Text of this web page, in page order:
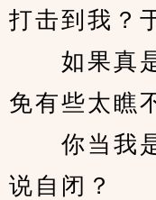
打击到我？
如果真是
免有些太瞧
你当我是
说自闭？